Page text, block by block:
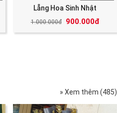
Lẵng Hoa Sinh Nhật
1.000.000đ 900.000đ
» Xem thêm (485)